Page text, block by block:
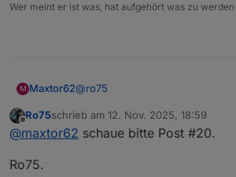
Wer meint er ist was, hat aufgehört was zu werden
M Maxtor62@ro75
Noch ne Frage: wie wird das
Datenpunkt hat sich geändert,
Offline
Ro75schrieb am 12. Nov. 2025, 18:59
zuletzt editiert von
@maxtor62 schaue bitte Post #20.
Ro75.